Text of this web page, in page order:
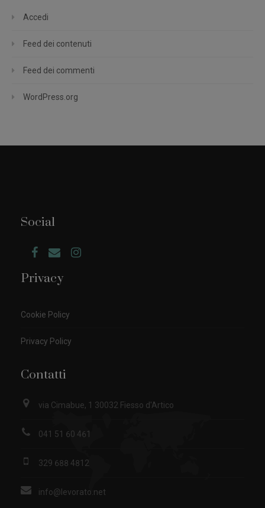
Accedi
Feed dei contenuti
Feed dei commenti
WordPress.org
Social
Privacy
Cookie Policy
Privacy Policy
Contatti
via Cimabue, 1 30032 Fiesso d'Artico
041 51 60 461
329 688 4812
info@levorato.net